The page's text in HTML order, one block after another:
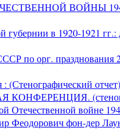
ВОЙНЫ 1941-
губернии в 1920-1921
по орг. празднования
(Стенографический
Отечественной войне
Феодорович фон-дер